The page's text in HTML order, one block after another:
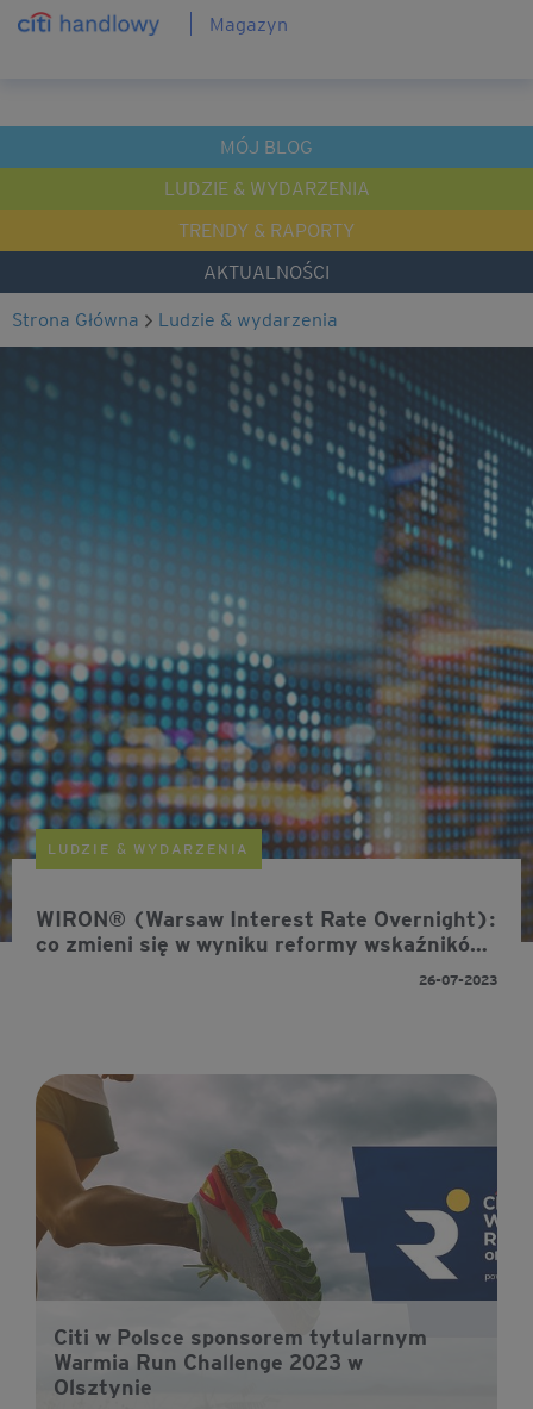
Magazyn
MÓJ BLOG
LUDZIE & WYDARZENIA
TRENDY & RAPORTY
AKTUALNOŚCI
Strona Główna ludzie & wydarzenia
LUDZIE & WYDARZENIA
WIRON® (Warsaw Interest Rate Overnight):
co zmieni się w wyniku reformy wskaźników
26-07-2023
Citi w Polsce sponsorem tytularnym
Warmia Run Challenge 2023 w
Olsztynie